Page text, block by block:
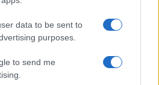
data to be sent to
purposes.
to send me
στον e-ΕΦΚΑ από το κύμα